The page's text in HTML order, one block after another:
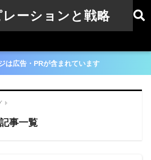
ーションと戦略
は広告・PRが含まれています
事一覧